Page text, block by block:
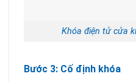
Khóa điện tử cửa
Bước 3: Cố định khóa